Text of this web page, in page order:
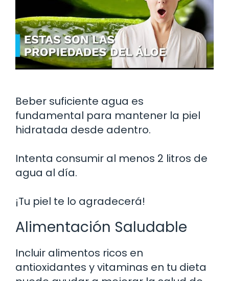
Beber suficiente agua es
fundamental para mantener la piel
hidratada desde adentro.
Intenta consumir al menos 2 litros de
agua al día.
¡Tu piel te lo agradecerá!
Alimentación Saludable
Incluir alimentos ricos en
antioxidantes y vitaminas en tu dieta